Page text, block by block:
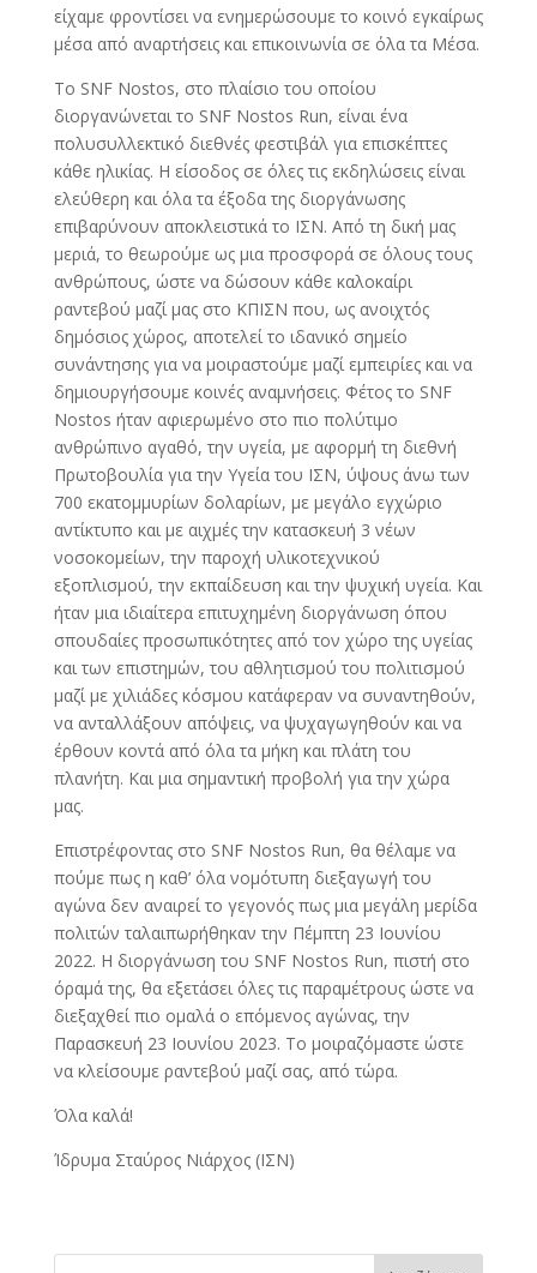
είχαμε φροντίσει να ενημερώσουμε το κοινό εγκαίρως
μέσα από αναρτήσεις και επικοινωνία σε όλα τα Μέσα.
Το SNF Nostos, στο πλαίσιο του οποίου
διοργανώνεται το SNF Nostos Run, είναι ένα
πολυσυλλεκτικό διεθνές φεστιβάλ για επισκέπτες
κάθε ηλικίας. Η είσοδος σε όλες τις εκδηλώσεις είναι
ελεύθερη και όλα τα έξοδα της διοργάνωσης
επιβαρύνουν αποκλειστικά το ΙΣΝ. Από τη δική μας
μεριά, το θεωρούμε ως μια προσφορά σε όλους τους
ανθρώπους, ώστε να δώσουν κάθε καλοκαίρι
ραντεβού μαζί μας στο ΚΠΙΣΝ που, ως ανοιχτός
δημόσιος χώρος, αποτελεί το ιδανικό σημείο
συνάντησης για να μοιραστούμε μαζί εμπειρίες και να
δημιουργήσουμε κοινές αναμνήσεις. Φέτος το SNF
Nostos ήταν αφιερωμένο στο πιο πολύτιμο
ανθρώπινο αγαθό, την υγεία, με αφορμή τη διεθνή
Πρωτοβουλία για την Υγεία του ΙΣΝ, ύψους άνω των
700 εκατομμυρίων δολαρίων, με μεγάλο εγχώριο
αντίκτυπο και με αιχμές την κατασκευή 3 νέων
νοσοκομείων, την παροχή υλικοτεχνικού
εξοπλισμού, την εκπαίδευση και την ψυχική υγεία. Και
ήταν μια ιδιαίτερα επιτυχημένη διοργάνωση όπου
σπουδαίες προσωπικότητες από τον χώρο της υγείας
και των επιστημών, του αθλητισμού του πολιτισμού
μαζί με χιλιάδες κόσμου κατάφεραν να συναντηθούν,
να ανταλλάξουν απόψεις, να ψυχαγωγηθούν και να
έρθουν κοντά από όλα τα μήκη και πλάτη του
πλανήτη. Και μια σημαντική προβολή για την χώρα
μας.
Επιστρέφοντας στο SNF Nostos Run, θα θέλαμε να
πούμε πως η καθ’ όλα νομότυπη διεξαγωγή του
αγώνα δεν αναιρεί το γεγονός πως μια μεγάλη μερίδα
πολιτών ταλαιπωρήθηκαν την Πέμπτη 23 Ιουνίου
2022. Η διοργάνωση του SNF Nostos Run, πιστή στο
όραμά της, θα εξετάσει όλες τις παραμέτρους ώστε να
διεξαχθεί πιο ομαλά ο επόμενος αγώνας, την
Παρασκευή 23 Ιουνίου 2023. Το μοιραζόμαστε ώστε
να κλείσουμε ραντεβού μαζί σας, από τώρα.
Όλα καλά!
Ίδρυμα Σταύρος Νιάρχος (ΙΣΝ)